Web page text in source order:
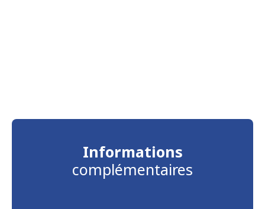
Informations
complémentaires